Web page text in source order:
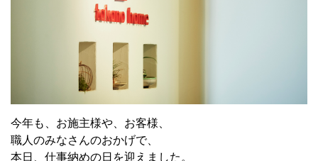
今年も、お施主様や、お客様、
職人のみなさんのおかげで、
本日、仕事納めの日を迎えました。